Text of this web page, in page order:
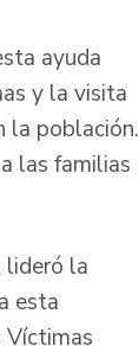
ayuda
y la visita
la población.
las familias
lideró la
esta
Víctimas